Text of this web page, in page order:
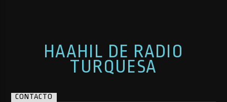
HAAHIL DE RADIO
TURQUESA
CONTACTO